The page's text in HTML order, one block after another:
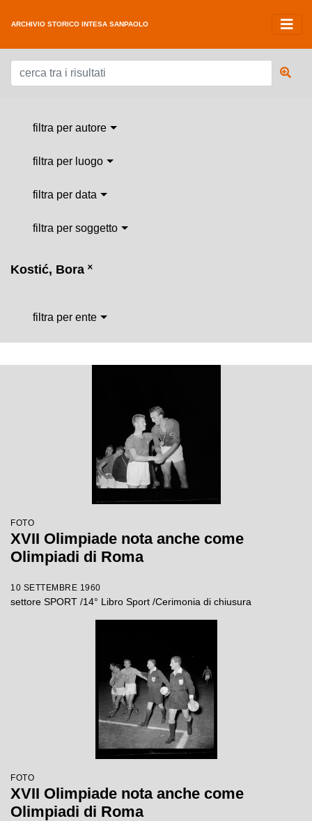
ARCHIVIO STORICO INTESA SANPAOLO
filtra per autore
filtra per luogo
filtra per data
filtra per soggetto
Kostić, Bora ˟
filtra per ente
FOTO
XVII Olimpiade nota anche come
Olimpiadi di Roma
10 SETTEMBRE 1960
settore SPORT /14° Libro Sport /Cerimonia di chiusura
FOTO
XVII Olimpiade nota anche come
Olimpiadi di Roma